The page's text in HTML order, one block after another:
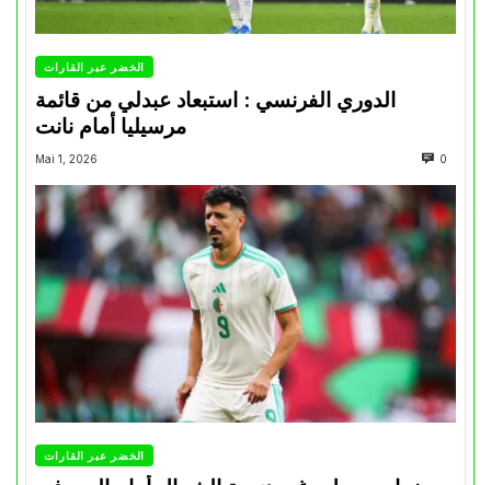
الخضر عبر القارات
الدوري الفرنسي : استبعاد عبدلي من قائمة
مرسيليا أمام نانت
Mai 1, 2026 0
الخضر عبر القارات